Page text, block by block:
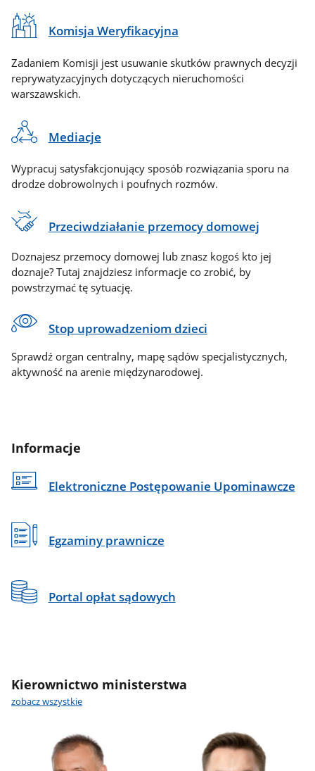
Komisja Weryfikacyjna
Zadaniem Komisji jest usuwanie skutków prawnych decyzji
reprywatyzacyjnych dotyczących nieruchomości
warszawskich.
Mediacje
Wypracuj satysfakcjonujący sposób rozwiązania sporu na
drodze dobrowolnych i poufnych rozmów.
Przeciwdziałanie przemocy domowej
Doznajesz przemocy domowej lub znasz kogoś kto jej
doznaje? Tutaj znajdziesz informacje co zrobić, by
powstrzymać tę sytuację.
Stop uprowadzeniom dzieci
Sprawdź organ centralny, mapę sądów specjalistycznych,
aktywność na arenie międzynarodowej.
Informacje
Elektroniczne Postępowanie Upominawcze
Egzaminy prawnicze
Portal opłat sądowych
Kierownictwo ministerstwa
zobacz wszystkie